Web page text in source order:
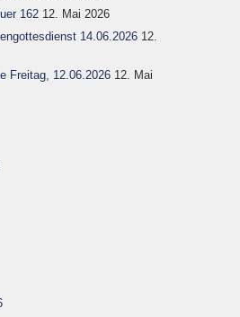
162 12. Mai 2026
14.06.2026 12.
Freitag, 12.06.2026 12. Mai